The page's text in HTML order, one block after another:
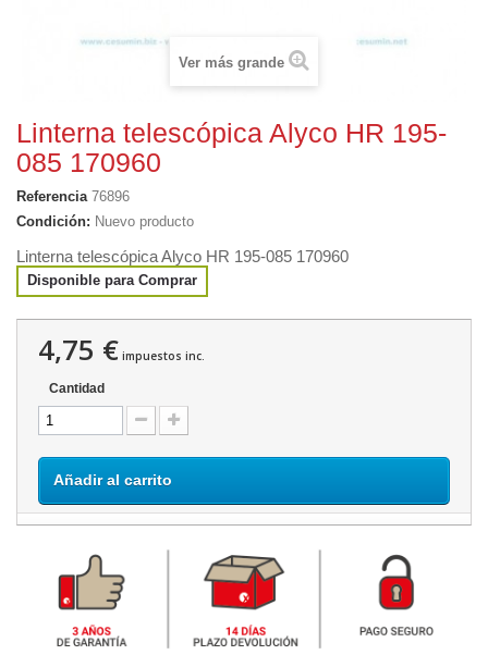
Ver más grande
Linterna telescópica Alyco HR 195-
085 170960
Referencia 76896
Condición: Nuevo producto
Linterna telescópica Alyco HR 195-085 170960
Disponible para Comprar
4,75 € impuestos inc.
Cantidad
Añadir al carrito